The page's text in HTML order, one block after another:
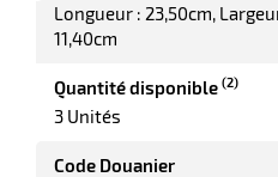
Longueur : 23,50cm
11,40cm
Quantité disponible (2)
3 Unités
Code Douanier